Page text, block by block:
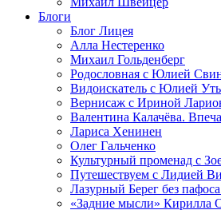
Блоги
Блог Лицея
Алла Нестеренко
Михаил Гольденберг
Родословная с Юлией
Видоискатель с Юлией
Вернисаж с Ириной
Валентина Калачёва.
Лариса Хенинен
Олег Гальченко
Культурный променад с
Путешествуем с Лидией
Лазурный Берег без
«Задние мысли» Кирилла